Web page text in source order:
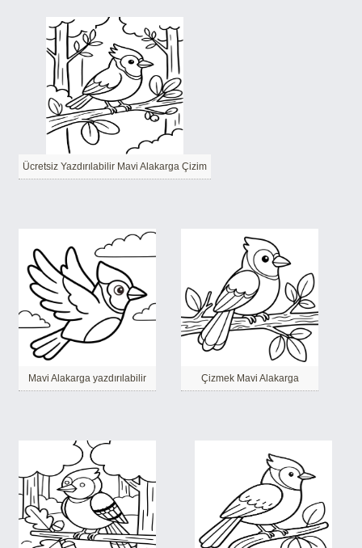
Ücretsiz Yazdırılabilir Mavi Alakarga Çizim
Mavi Alakarga yazdırılabilir Çizmek Mavi Alakarga